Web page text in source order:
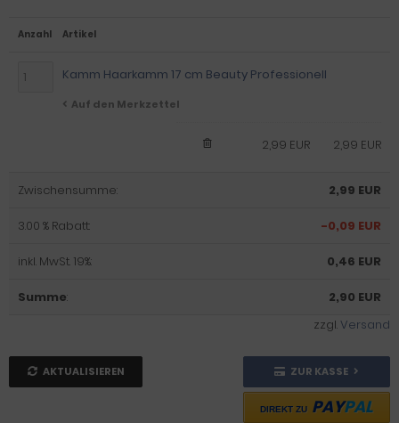
Anzahl Artikel
Kamm Haarkamm 17 cm Beauty Professionell
Auf den Merkzettel
2,99 EUR
2,99 EUR
Zwischensumme: 2,99 EUR
3.00 % Rabatt: -0,09 EUR
inkl. MwSt. 19%: 0,46 EUR
Summe:
2,90 EUR
zzgl.Versand
AKTUALISIEREN ZUR KASSE
DIREKT ZU PAYPAL